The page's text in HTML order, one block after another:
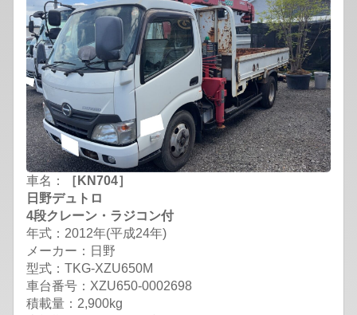
車名：
［KN704］
日野デュトロ
4段クレーン・ラジコン付
年式：2012年(平成24年)
メーカー：日野
型式：TKG-XZU650M
車台番号：XZU650-0002698
積載量：2,900kg